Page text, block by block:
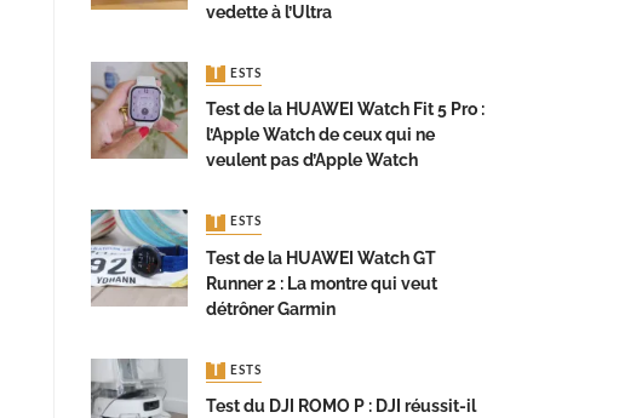
vedette à l’Ultra
TESTS
Test de la HUAWEI Watch Fit 5 Pro :
l’Apple Watch de ceux qui ne
veulent pas d’Apple Watch
TESTS
Test de la HUAWEI Watch GT
Runner 2 : La montre qui veut
détrôner Garmin
TESTS
Test du DJI ROMO P : DJI réussit-il